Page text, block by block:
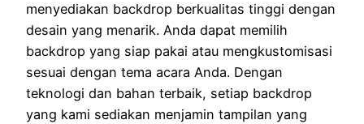
menyediakan backdrop berkualitas tinggi dengan
desain yang menarik. Anda dapat memilih
backdrop yang siap pakai atau mengkustomisasi
sesuai dengan tema acara Anda. Dengan
teknologi dan bahan terbaik, setiap backdrop
yang kami sediakan menjamin tampilan yang